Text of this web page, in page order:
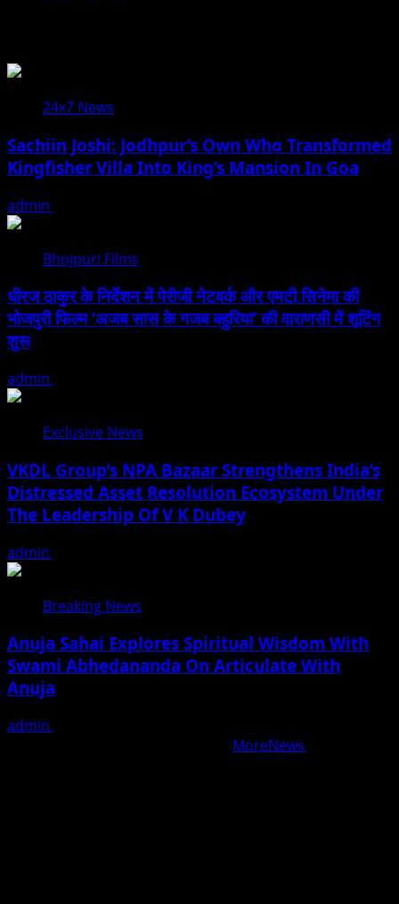
24x7 News
Sachiin Joshi: Jodhpur’s Own Who Transformed
Kingfisher Villa Into King’s Mansion In Goa
admin
Bhojpuri Films
धीरज ठाकुर के निर्देशन में पेरीजी नेटवर्क और एमटी सिनेमा की
भोजपुरी फिल्म ‘अजब सास के गजब बहुरिया’ की वाराणसी में शूटिंग
शुरू
admin
Exclusive News
VKDL Group’s NPA Bazaar Strengthens India’s
Distressed Asset Resolution Ecosystem Under
The Leadership Of V K Dubey
admin
Breaking News
Anuja Sahai Explores Spiritual Wisdom With
Swami Abhedananda On Articulate With
Anuja
admin
MoreNews